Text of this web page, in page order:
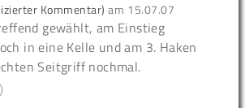
Kommentar) am 15.07.07
gewählt, am Einstieg
in eine Kelle und am 3. Haken
Seitgriff nochmal.